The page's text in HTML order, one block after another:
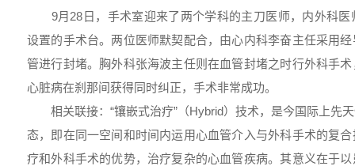
9月28日，手术室迎来了两个学科的主刀医师，内外科医
设置的手术台。两位医师默契配合，由心内科李奋主任采用
管进行封堵。胸外科张海波主任则在血管封堵之时行外科手
心脏病在刹那间获得同时纠正，手术非常成功。
相关联接：“镶嵌式治疗”（Hybrid）技术，是今国际上先
态，即在同一空间和时间内运用心血管介入与外科手术的复
疗和外科手术的优势，治疗复杂的心血管疾病。其意义在于